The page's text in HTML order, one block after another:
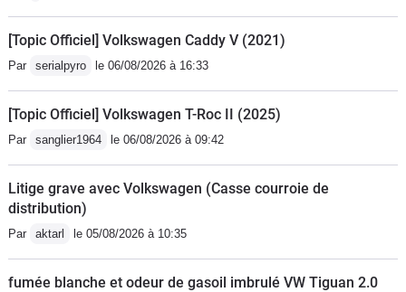
[Topic Officiel] Volkswagen Caddy V (2021)
Par serialpyro le 06/08/2026 à 16:33
[Topic Officiel] Volkswagen T-Roc II (2025)
Par sanglier1964 le 06/08/2026 à 09:42
Litige grave avec Volkswagen (Casse courroie de
distribution)
Par aktarl le 05/08/2026 à 10:35
fumée blanche et odeur de gasoil imbrulé VW Tiguan 2.0